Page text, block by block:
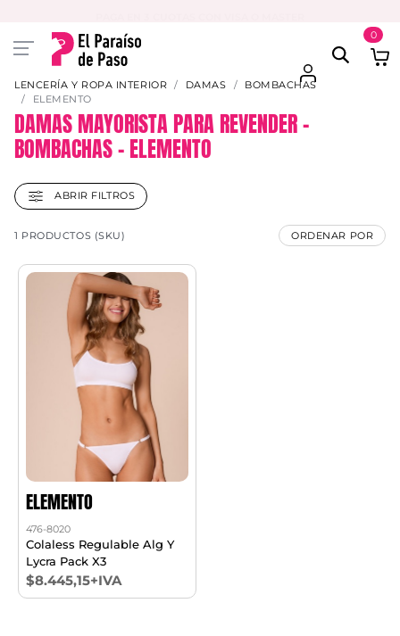
0
LENCERÍA Y ROPA INTERIOR DAMAS
BOMBACHAS
ELEMENTO
DAMAS MAYORISTA PARA REVENDER –
BOMBACHAS – ELEMENTO
ABRIR FILTROS
1 PRODUCTOS (SKU) ORDENAR POR
ELEMENTO
476-8020
Colaless Regulable Alg Y
Lycra Pack X3
$8.445,15+IVA